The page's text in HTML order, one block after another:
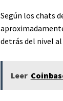
Según los chats
detrás del nivel
Leer